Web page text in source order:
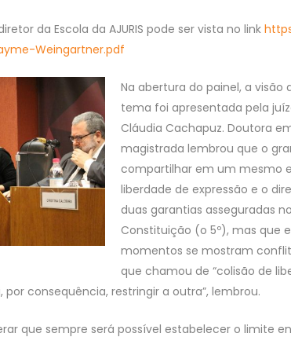
da Escola da AJURIS pode ser vista no link
Weingartner.pdf
Na abertura do painel, a visão
tema foi apresentada pela
Cláudia Cachapuz. Doutora
magistrada lembrou que o
compartilhar em um mesmo
liberdade de expressão e o
duas garantias asseguradas
Constituição (o 5º), mas que
momentos se mostram
que chamou de “colisão de
consequência, restringir a outra”, lembrou.
que sempre será possível estabelecer o limite